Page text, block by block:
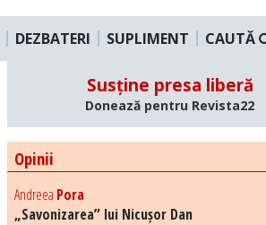
DEZBATERI SUPLIMENT CAUTĂ
Susține presa liberă
Donează pentru Revista22
Opinii
Andreea Pora
„Savonizarea” lui Nicușor Dan